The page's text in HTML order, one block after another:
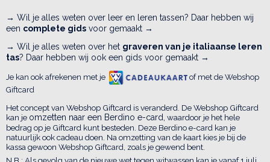
→ Wil je alles weten over leer en leren tassen? Daar hebben wij
een complete gids voor gemaakt →
→ Wil je alles weten over het graveren van je italiaanse leren
tas? Daar hebben wij ook een gids voor gemaakt →
Je kan ook afrekenen met je
of met de Webshop
Giftcard
Het concept van Webshop Giftcard is veranderd. De Webshop Giftcard
kan je omzetten naar een Berdino e-card, waardoor je het hele
bedrag op je Giftcard kunt besteden. Deze Berdino e-card kan je
natuurlijk ook cadeau doen. Na omzetting van de kaart kies je bij de
kassa gewoon Webshop Giftcard, zoals je gewend bent.